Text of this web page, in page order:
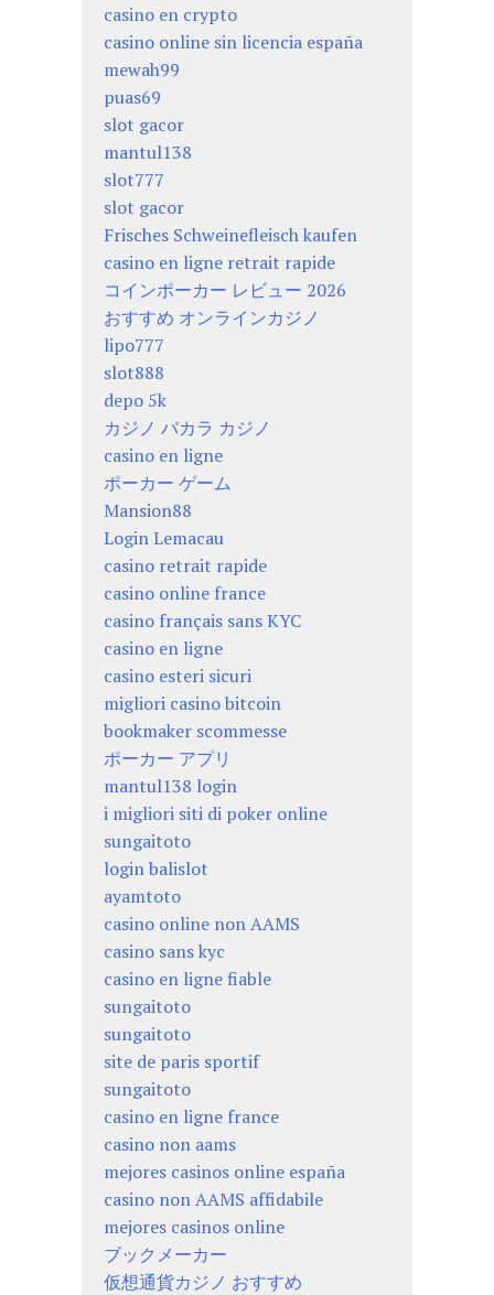
casino en crypto
casino online sin licencia españa
mewah99
puas69
slot gacor
mantul138
slot777
slot gacor
Frisches Schweinefleisch kaufen
casino en ligne retrait rapide
コインポーカー レビュー 2026
おすすめ オンラインカジノ
lipo777
slot888
depo 5k
カジノ バカラ カジノ
casino en ligne
ポーカー ゲーム
Mansion88
Login Lemacau
casino retrait rapide
casino online france
casino français sans KYC
casino en ligne
casino esteri sicuri
migliori casino bitcoin
bookmaker scommesse
ポーカー アプリ
mantul138 login
i migliori siti di poker online
sungaitoto
login balislot
ayamtoto
casino online non AAMS
casino sans kyc
casino en ligne fiable
sungaitoto
sungaitoto
site de paris sportif
sungaitoto
casino en ligne france
casino non aams
mejores casinos online españa
casino non AAMS affidabile
mejores casinos online
ブックメーカー
仮想通貨カジノ おすすめ